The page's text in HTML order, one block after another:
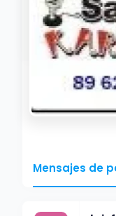
Mensajes de